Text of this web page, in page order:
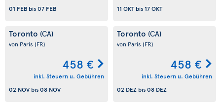
01 FEB bis07 FEB
11 OKTbis 17 OKT
Toronto (CA)
von Paris (FR)
458 €
inkl. Steuern u. Gebühren
02 NOV bis08 NOV
Toronto (CA)
von Paris (FR)
458 €
inkl. Steuern u. Gebühren
02 DEZ bis08 DEZ